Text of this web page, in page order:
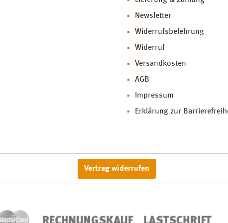
Newsletter
Widerrufsbelehrung
Widerruf
Versandkosten
AGB
Impressum
Erklärung zur
Vertrag widerrufen